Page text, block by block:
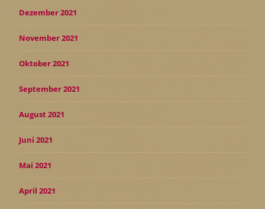
Dezember 2021
November 2021
Oktober 2021
September 2021
August 2021
Juni 2021
Mai 2021
April 2021